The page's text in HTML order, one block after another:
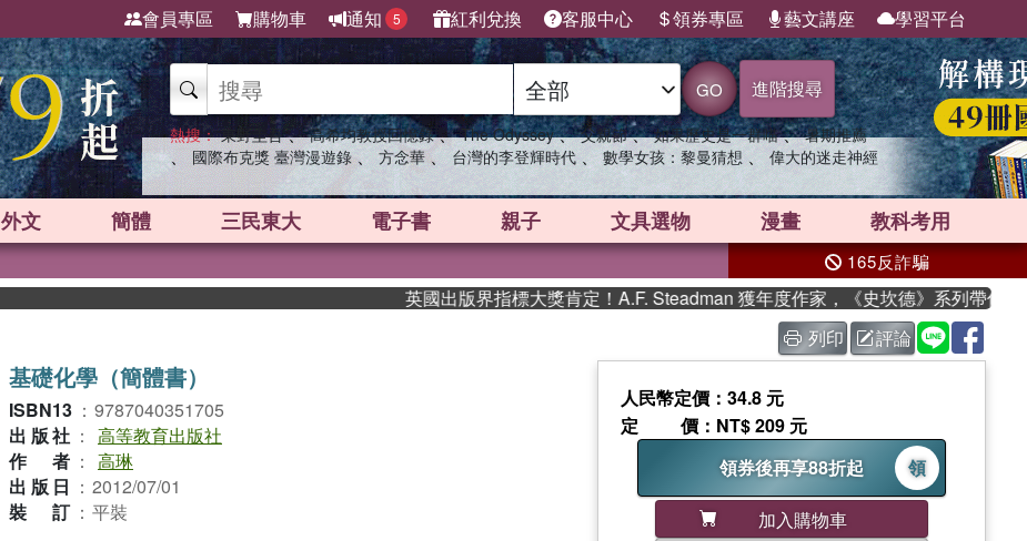
會員專區 購物車 通知 5 紅利兌換 客服中心 領券專區 藝文講座 學習平台
GO 進階搜尋
熱搜： 東野圭吾 、 高希均教授回憶錄 、 The Odyssey 、 父親節 、 如果歷史是一群喵 、 暑期推薦
、 國際布克獎 臺灣漫遊錄 、 方念華 、 台灣的李登輝時代 、 數學女孩：黎曼猜想 、 偉大的迷走神經
外文 簡體 三民東大 電子書 親子 文具選物 漫畫 教科考用
165反詐騙
英國出版界指標大獎肯定！A.F. Steadman 獲年度作家，《史坎德》系列帶你踏上熱血
列印 評論
基礎化學（簡體書）
ISBN13 ： 9787040351705
出版社 ： 高等教育出版社
作者 ： 高琳
出版日 ： 2012/07/01
裝訂 ： 平裝
人民幣定價：34.8 元
定價 ：NT$ 209 元
領券後再享88折起
領
加入購物車